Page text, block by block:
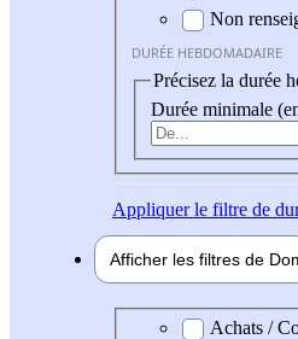
Non
DURÉE HEBDOMADAIRE
Précisez la durée
Durée minimale
Appliquerle filtre de
Afficher les filtres de
Domaine professionel
Achats /